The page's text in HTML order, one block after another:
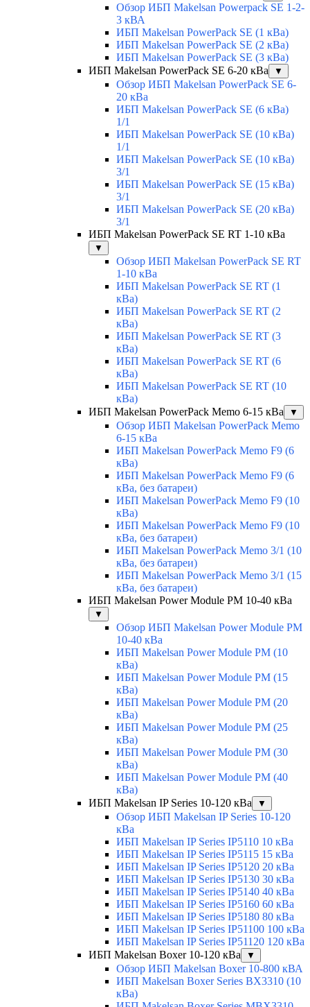
Обзор ИБП Makelsan Powerpack SE 1-2-
3 кВА
ИБП Makelsan PowerPack SE (1 кВа)
ИБП Makelsan PowerPack SE (2 кВа)
ИБП Makelsan PowerPack SE (3 кВа)
ИБП Makelsan PowerPack SE 6-20 кВа
▼
Обзор ИБП Makelsan PowerPack SE 6-
20 кВа
ИБП Makelsan PowerPack SE (6 кВа)
1/1
ИБП Makelsan PowerPack SE (10 кВа)
1/1
ИБП Makelsan PowerPack SE (10 кВа)
3/1
ИБП Makelsan PowerPack SE (15 кВа)
3/1
ИБП Makelsan PowerPack SE (20 кВа)
3/1
ИБП Makelsan PowerPack SE RT 1-10 кВа
▼
Обзор ИБП Makelsan PowerPack SE RT
1-10 кВа
ИБП Makelsan PowerPack SE RT (1
кВа)
ИБП Makelsan PowerPack SE RT (2
кВа)
ИБП Makelsan PowerPack SE RT (3
кВа)
ИБП Makelsan PowerPack SE RT (6
кВа)
ИБП Makelsan PowerPack SE RT (10
кВа)
ИБП Makelsan PowerPack Memo 6-15 кВа
▼
Обзор ИБП Makelsan PowerPack Memo
6-15 кВа
ИБП Makelsan PowerPack Memo F9 (6
кВа)
ИБП Makelsan PowerPack Memo F9 (6
кВа, без батареи)
ИБП Makelsan PowerPack Memo F9 (10
кВа)
ИБП Makelsan PowerPack Memo F9 (10
кВа, без батареи)
ИБП Makelsan PowerPack Memo 3/1 (10
кВа, без батареи)
ИБП Makelsan PowerPack Memo 3/1 (15
кВа, без батареи)
ИБП Makelsan Power Module PM 10-40 кВа
▼
Обзор ИБП Makelsan Power Module PM
10-40 кВа
ИБП Makelsan Power Module PM (10
кВа)
ИБП Makelsan Power Module PM (15
кВа)
ИБП Makelsan Power Module PM (20
кВа)
ИБП Makelsan Power Module PM (25
кВа)
ИБП Makelsan Power Module PM (30
кВа)
ИБП Makelsan Power Module PM (40
кВа)
ИБП Makelsan IP Series 10-120 кВа
▼
Обзор ИБП Makelsan IP Series 10-120
кВа
ИБП Makelsan IP Series IP5110 10 кВа
ИБП Makelsan IP Series IP5115 15 кВа
ИБП Makelsan IP Series IP5120 20 кВа
ИБП Makelsan IP Series IP5130 30 кВа
ИБП Makelsan IP Series IP5140 40 кВа
ИБП Makelsan IP Series IP5160 60 кВа
ИБП Makelsan IP Series IP5180 80 кВа
ИБП Makelsan IP Series IP51100 100 кВа
ИБП Makelsan IP Series IP51120 120 кВа
ИБП Makelsan Boxer 10-120 кВа
▼
Обзор ИБП Makelsan Boxer 10-800 кВА
ИБП Makelsan Boxer Series BX3310 (10
кВа)